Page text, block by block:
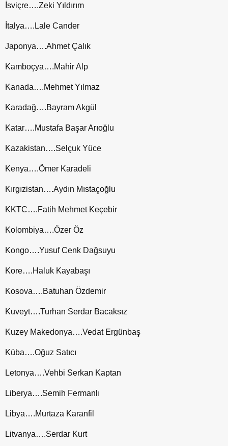
İsviçre….Zeki Yıldırım
İtalya….Lale Cander
Japonya….Ahmet Çalık
Kamboçya….Mahir Alp
Kanada….Mehmet Yılmaz
Karadağ….Bayram Akgül
Katar….Mustafa Başar Arıoğlu
Kazakistan….Selçuk Yüce
Kenya….Ömer Karadeli
Kırgızistan….Aydın Mıstaçoğlu
KKTC….Fatih Mehmet Keçebir
Kolombiya….Özer Öz
Kongo….Yusuf Cenk Dağsuyu
Kore….Haluk Kayabaşı
Kosova….Batuhan Özdemir
Kuveyt….Turhan Serdar Bacaksız
Kuzey Makedonya….Vedat Ergünbaş
Küba….Oğuz Satıcı
Letonya….Vehbi Serkan Kaptan
Liberya….Semih Fermanlı
Libya….Murtaza Karanfil
Litvanya….Serdar Kurt